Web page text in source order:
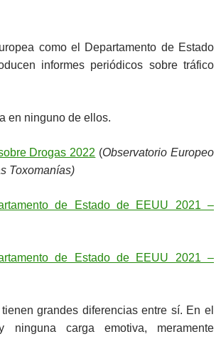
como el Departamento de Estado
informes periódicos sobre tráfico
en ninguno de ellos.
Drogas 2022 (Observatorio Europeo
Toxomanías)
de Estado de EEUU 2021 –
de Estado de EEUU 2021 –
grandes diferencias entre sí. En el
ninguna carga emotiva, meramente